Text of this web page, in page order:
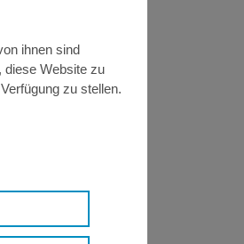
ihnen sind
diese Website zu
zu stellen.